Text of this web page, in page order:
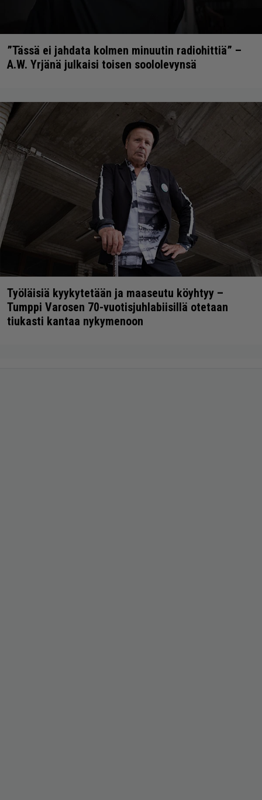
”Tässä ei jahdata kolmen minuutin radiohittiä” –
A.W. Yrjänä julkaisi toisen soololevynsä
Työläisiä kyykytetään ja maaseutu köyhtyy –
Tumppi Varosen 70-vuotisjuhlabiisillä otetaan
tiukasti kantaa nykymenoon